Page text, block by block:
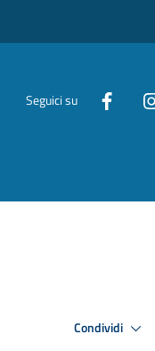
Seguici su
Condividi